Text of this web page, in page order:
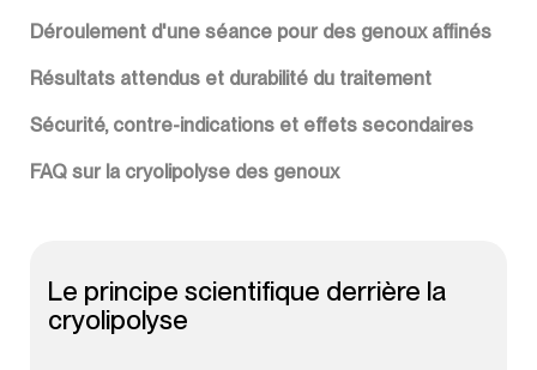
Le principe scientifique derrière la
cryolipolyse
Déroulement d'une séance pour des genoux affinés
Résultats attendus et durabilité du traitement
Sécurité, contre-indications et effets secondaires
FAQ sur la cryolipolyse des genoux